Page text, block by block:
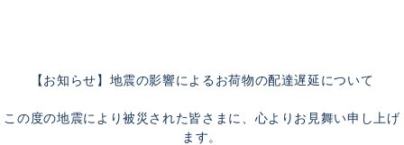
【お知らせ】地震の影響によるお荷物の配達遅延について
この度の地震により被災された皆さまに、心よりお見舞い申し上げ
ます。